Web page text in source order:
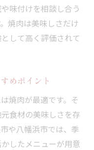
味付けを相談し合う
焼肉は美味しさだけ
して高く評価されて
めポイント
焼肉が最適です。そ
食材の美味しさを存
や八幡浜市では、季
したメニューが用意